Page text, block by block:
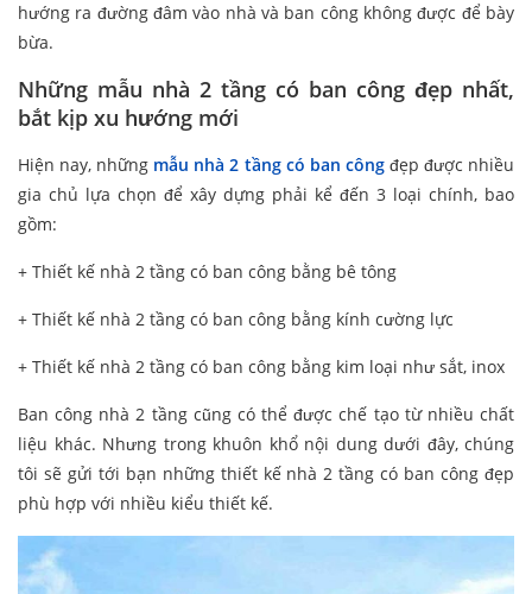
hướng ra đường đâm vào nhà và ban công không được để bày
bừa.
Những mẫu nhà 2 tầng có ban công đẹp nhất,
bắt kịp xu hướng mới
Hiện nay, những mẫu nhà 2 tầng có ban công đẹp được nhiều
gia chủ lựa chọn để xây dựng phải kể đến 3 loại chính, bao
gồm:
+ Thiết kế nhà 2 tầng có ban công bằng bê tông
+ Thiết kế nhà 2 tầng có ban công bằng kính cường lực
+ Thiết kế nhà 2 tầng có ban công bằng kim loại như sắt, inox
Ban công nhà 2 tầng cũng có thể được chế tạo từ nhiều chất
liệu khác. Nhưng trong khuôn khổ nội dung dưới đây, chúng
tôi sẽ gửi tới bạn những thiết kế nhà 2 tầng có ban công đẹp
phù hợp với nhiều kiểu thiết kế.